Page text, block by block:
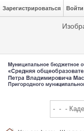
Зарегистрироваться Войти